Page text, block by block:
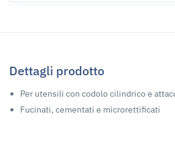
Dettagli prodotto
Per utensili con codolo cilindrico e
Fucinati, cementati e microrettificati